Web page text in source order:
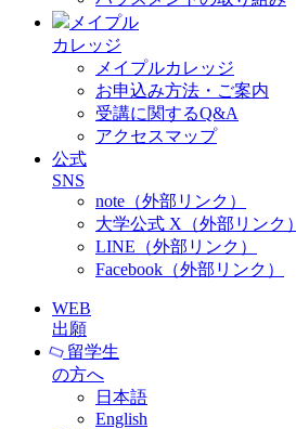
メイプル
カレッジ
メイプルカレッジ
お申込み方法・ご案内
受講に関するQ&A
アクセスマップ
公式
SNS
note（外部リンク）
大学公式 X（外部リンク）
LINE（外部リンク）
Facebook（外部リンク）
WEB
出願
留学生
の方へ
日本語
English